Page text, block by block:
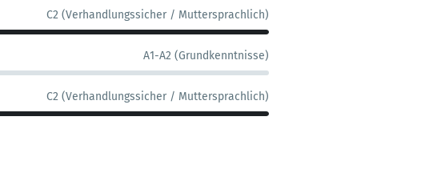
C2 (Verhandlungssicher / Muttersprachlich)
A1-A2 (Grundkenntnisse)
C2 (Verhandlungssicher / Muttersprachlich)